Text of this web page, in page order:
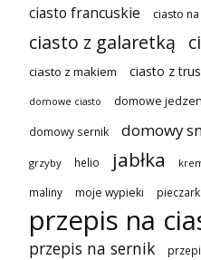
ciasto francuskie ciasto
ciasto z galaretką
ciasto z makiem ciasto z
domowe ciasto domowe
domowy sernik domowy
grzyby helio jabłka
maliny moje wypieki pieczarki
przepis na
przepis na sernik